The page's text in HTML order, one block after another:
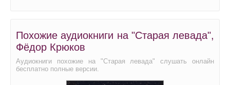
Похожие аудиокниги на "Старая левада",
Фёдор Крюков
Аудиокниги похожие на "Старая левада" слушать онлайн
бесплатно полные версии.